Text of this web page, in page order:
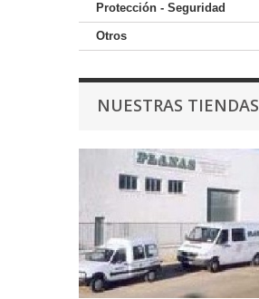
Protección - Seguridad
Otros
NUESTRAS TIENDAS